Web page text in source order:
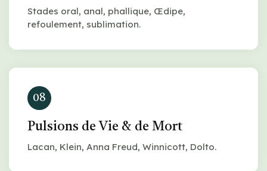
Stades oral, anal, phallique, Œdipe,
refoulement, sublimation.
08
Pulsions de Vie & de Mort
Lacan, Klein, Anna Freud, Winnicott, Dolto.